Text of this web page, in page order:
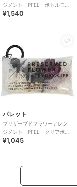
ジメント PFEL ボトルモ
ス アイスランドモス カフェ
¥1,540
パレット
プリザーブドフラワーアレン
ジメント PFEL クリアポー
チ アイスランドモスホワイ
¥1,045